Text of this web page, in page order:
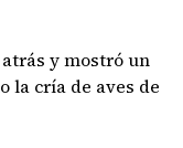
y mostró un
la cría de aves de